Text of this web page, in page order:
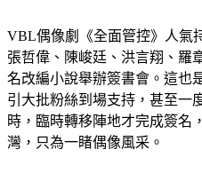
張哲偉、陳峻廷、洪言翔、羅
名改編小說舉辦簽書會。這也
引大批粉絲到場支持，甚至一
時，臨時轉移陣地才完成簽名
灣，只為一睹偶像風采。